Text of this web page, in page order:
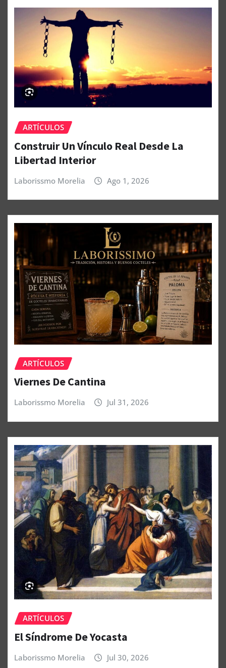
ARTÍCULOS
Construir Un Vínculo Real Desde La
Libertad Interior
Laborissmo Morelia Ago 1, 2026
ARTÍCULOS
Viernes De Cantina
Laborissmo Morelia Jul 31, 2026
ARTÍCULOS
El Síndrome De Yocasta
Laborissmo Morelia Jul 30, 2026